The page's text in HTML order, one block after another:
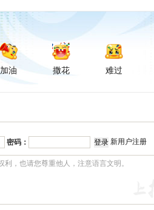
加油 撒花 难过
密码： 新用户注册